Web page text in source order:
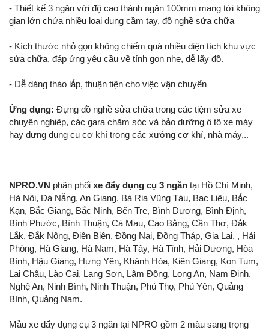
- Thiết kế 3 ngăn với độ cao thành ngăn 100mm mang tới không
gian lớn chứa nhiều loại dụng cầm tay, đồ nghề sửa chữa
- Kích thước nhỏ gọn không chiếm quá nhiều diện tích khu vực
sửa chữa, đáp ứng yêu cầu về tính gọn nhẹ, dễ lấy đồ.
- Dễ dàng tháo lắp, thuận tiện cho việc vận chuyển
Ứng dụng: Đựng đồ nghề sửa chữa trong các tiệm sửa xe
chuyên nghiệp, các gara chăm sóc và bảo dưỡng ô tô xe máy
hay đựng dụng cụ cơ khí trong các xưởng cơ khí, nhà máy,..
NPRO.VN phân phối xe đẩy dụng cụ 3 ngăn tại Hồ Chí Minh,
Hà Nội, Đà Nẵng, An Giang, Bà Rịa Vũng Tàu, Bạc Liêu, Bắc
Kạn, Bắc Giang, Bắc Ninh, Bến Tre, Bình Dương, Bình Định,
Bình Phước, Bình Thuận, Cà Mau, Cao Bằng, Cần Thơ, Đắk
Lắk, Đắk Nông, Điện Biên, Đồng Nai, Đồng Tháp, Gia Lai, , Hải
Phòng, Hà Giang, Hà Nam, Hà Tây, Hà Tĩnh, Hải Dương, Hòa
Bình, Hậu Giang, Hưng Yên, Khánh Hòa, Kiên Giang, Kon Tum,
Lai Châu, Lào Cai, Lạng Sơn, Lâm Đồng, Long An, Nam Định,
Nghệ An, Ninh Bình, Ninh Thuận, Phú Thọ, Phú Yên, Quảng
Bình, Quảng Nam.
Mẫu xe đẩy dụng cụ 3 ngăn tại NPRO gồm 2 màu sang trọng